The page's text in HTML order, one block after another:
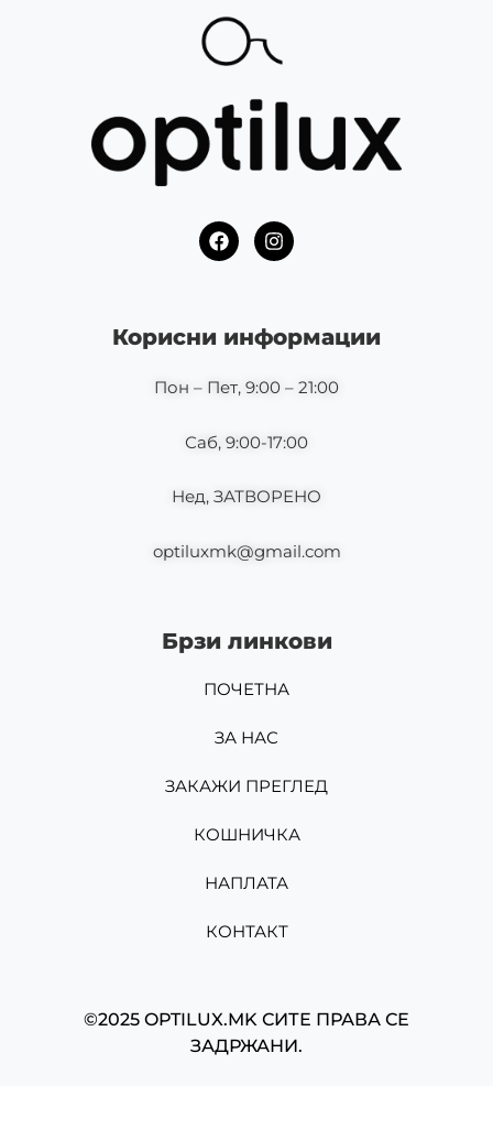
F
a
o
o
I
n
g
r
m
Корисни информации
Пон – Пет, 9:00 – 21:00
Саб, 9:00-17:00
Нед, ЗАТВОРЕНО
optiluxmk@gmail.com
Брзи линкови
ПОЧЕТНА
ЗА НАС
ЗАКАЖИ ПРЕГЛЕД
КОШНИЧКА
НАПЛАТА
КОНТАКТ
©2025 OPTILUX.MK СИТЕ ПРАВА СЕ
ЗАДРЖАНИ.